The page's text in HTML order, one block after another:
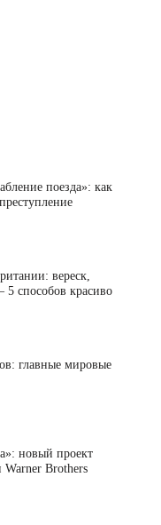
поезда»: как
вереск,
способов красиво
главные мировые
новый проект
Warner Brothers